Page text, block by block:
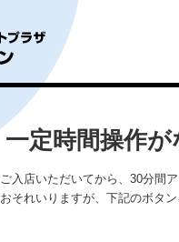
一定時間操作
ご入店いただいてから、30分間
おそれいりますが、下記のボタ